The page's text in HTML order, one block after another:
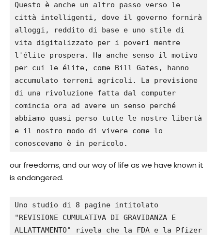
Questo è anche un altro passo verso le
città intelligenti, dove il governo fornirà
alloggi, reddito di base e uno stile di
vita digitalizzato per i poveri mentre
l'élite prospera. Ha anche senso il motivo
per cui le élite, come Bill Gates, hanno
accumulato terreni agricoli. La previsione
di una rivoluzione fatta dal computer
comincia ora ad avere un senso perché
abbiamo quasi perso tutte le nostre libertà
e il nostro modo di vivere come lo
conoscevamo è in pericolo.
our freedoms, and our way of life as we have known it
is endangered.
Uno studio di 8 pagine intitolato
"REVISIONE CUMULATIVA DI GRAVIDANZA E
ALLATTAMENTO" rivela che la FDA e la Pfizer